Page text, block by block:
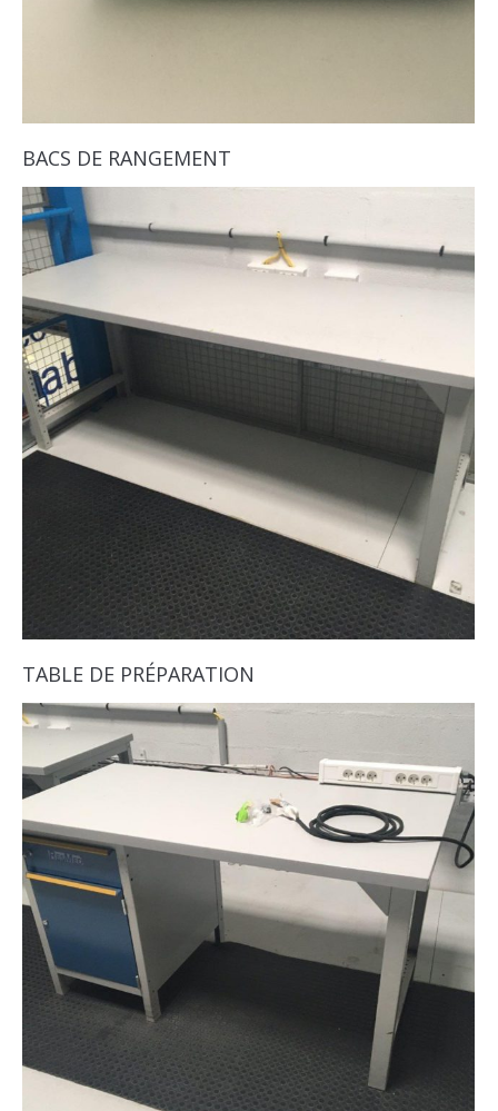
BACS DE RANGEMENT
TABLE DE PRÉPARATION